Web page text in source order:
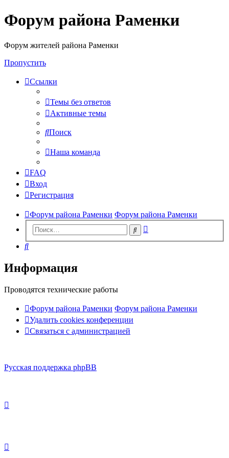
Форум района Раменки
Форум жителей района Раменки
Пропустить
Ссылки
Темы без ответов
Активные темы
Поиск
Наша команда
FAQ
Вход
Регистрация
Форум района Раменки Форум района Раменки
Поиск
Поиск
Информация
Проводятся технические работы
Форум района Раменки Форум района Раменки
Удалить cookies конференции
Связаться с администрацией
Русская поддержка phpBB